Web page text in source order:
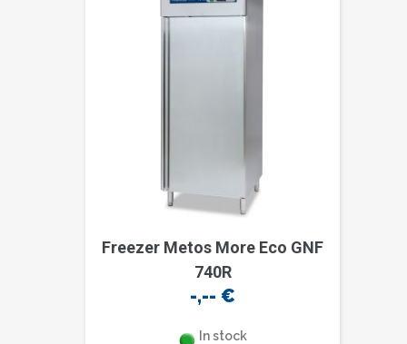
Freezer Metos More Eco GNF
740R
-,-- €
In stock